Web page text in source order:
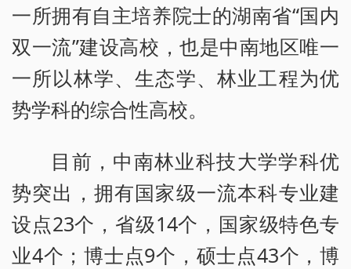
一所拥有自主培养院士的湖南省“国内
双一流”建设高校，也是中南地区唯一
一所以林学、生态学、林业工程为优
势学科的综合性高校。
目前，中南林业科技大学学科优
势突出，拥有国家级一流本科专业建
设点23个，省级14个，国家级特色专
业4个；博士点9个，硕士点43个，博